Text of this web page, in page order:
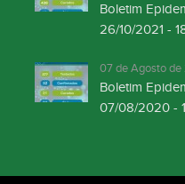
Boletim
26/10/2021 -
07 de Agosto de
Boletim
07/08/2020 -